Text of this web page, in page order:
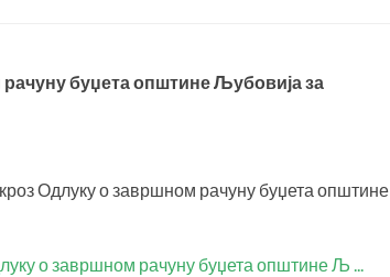
буџета општине Љубовија за
Одлуку о завршном рачуну буџета општине
о завршном рачуну буџета општине Љ ...